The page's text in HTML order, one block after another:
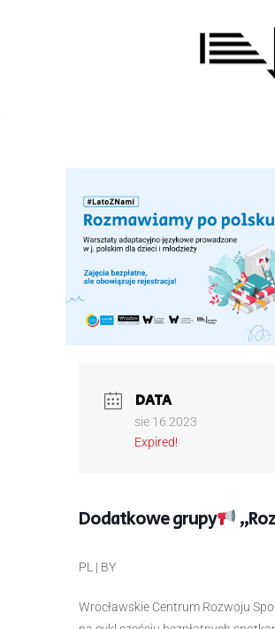
DATA
sie 16 2023
Expired!
Dodatkowe grupy
PL | BY
Wrocławskie Centrum Rozwoju